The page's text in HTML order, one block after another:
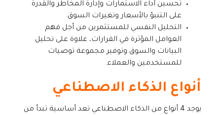
تحسين أداء الاستمارات وإدارة المخاطر والقدرة
على التنبؤ بالأسعار وتغيرات السوق.
التحليل النفسي للمستثمرين من أجل فهم
العوامل المؤثرة في القرارات، علاوة على تحليل
البيانات والسوق وتوفير مجموعة توصيات
للمستخدمين والعملاء.
أنواع الذكاء الاصطناعي
يوجد 4 أنواع من الذكاء الاصطناعي تعد أساسية تبدأ من